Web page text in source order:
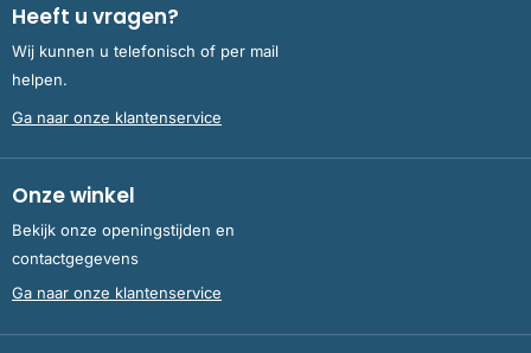
Heeft u vragen?
Wij kunnen u telefonisch of per mail
helpen.
Ga naar onze klantenservice
Onze winkel
Bekijk onze openingstijden en
contactgegevens
Ga naar onze klantenservice